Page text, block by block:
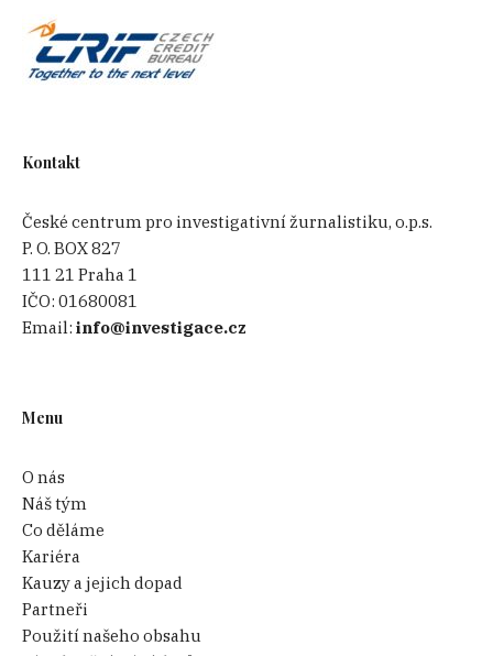
Kontakt
České centrum pro investigativní žurnalistiku, o.p.s.
P. O. BOX 827
111 21 Praha 1
IČO:01680081
Email:info@investigace.cz
Menu
O nás
Náš tým
Co děláme
Kariéra
Kauzy a jejich dopad
Partneři
Použití našeho obsahu